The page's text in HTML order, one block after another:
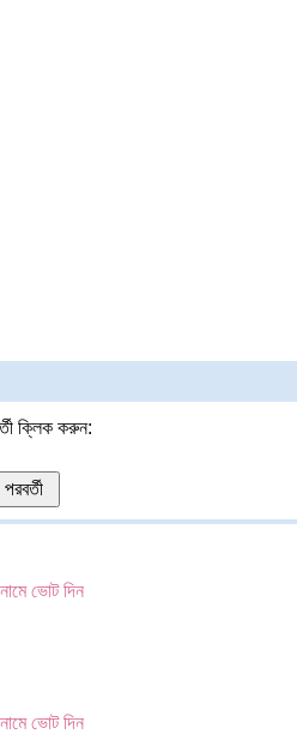
ক্লিক করুন:
ভোট দিন
ভোট দিন